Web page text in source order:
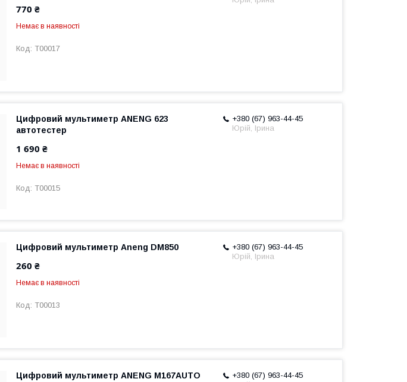
770 ₴
Немає в наявності
T00017
+380 (67) 963-44-45
Юрій, Ірина
Цифровий мультиметр ANENG 623
автотестер
1 690 ₴
Немає в наявності
T00015
+380 (67) 963-44-45
Юрій, Ірина
Цифровий мультиметр Aneng DM850
260 ₴
Немає в наявності
T00013
+380 (67) 963-44-45
Цифровий мультиметр ANENG M167AUTO